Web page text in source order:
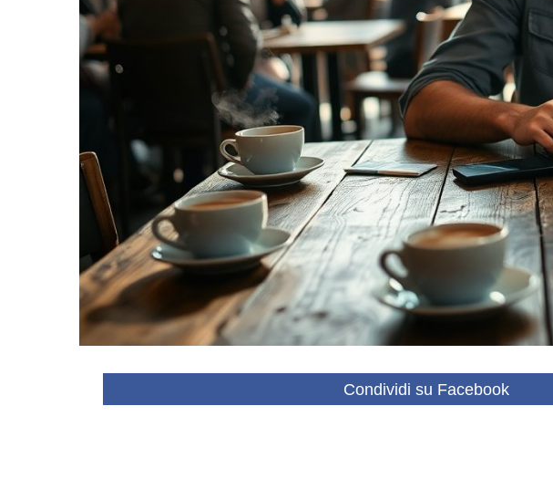
Condividi su Facebook